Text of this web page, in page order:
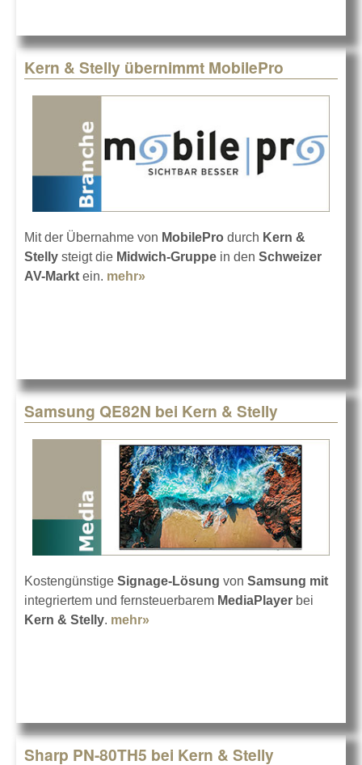
Kern & Stelly übernimmt MobilePro
Mit der Übernahme von MobilePro durch Kern &
Stelly steigt die Midwich-Gruppe in den Schweizer
AV-Markt ein. mehr»
Samsung QE82N bei Kern & Stelly
Kostengünstige Signage-Lösung von Samsung mit
integriertem und fernsteuerbarem MediaPlayer bei
Kern & Stelly. mehr»
Sharp PN-80TH5 bei Kern & Stelly